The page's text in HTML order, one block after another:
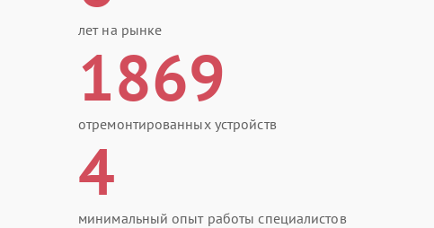
лет на рынке
1869
отремонтированных устройств
4
минимальный опыт работы специалистов